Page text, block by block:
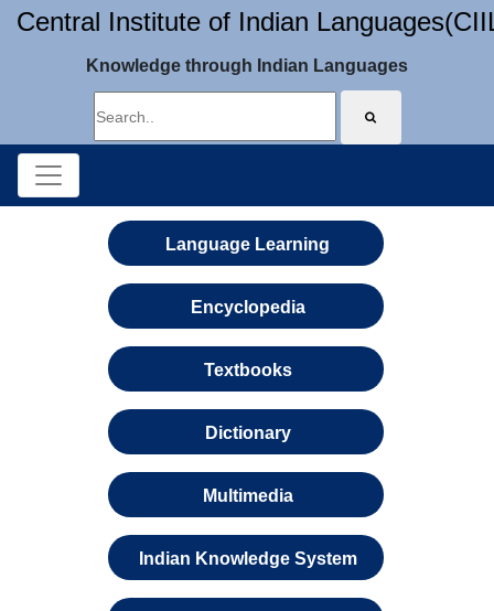
Central Institute of Indian
Knowledge through Indian Languages
Language Learning
Encyclopedia
Textbooks
Dictionary
Multimedia
Indian Knowledge System